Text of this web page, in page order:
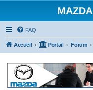
FAQ
Accueil Portail Forum